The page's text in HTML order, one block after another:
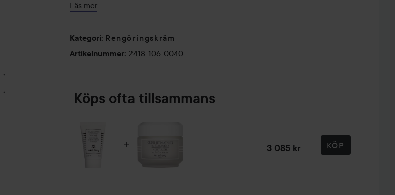
Använd produkten 2–3 gånger i veckan om du har fet hud eller blandhud, och 1–2
Läs mer
Kategori: Rengöringskräm
Artikelnummer: 2418-106-0040
Köps ofta tillsammans
3 085 kr KÖP